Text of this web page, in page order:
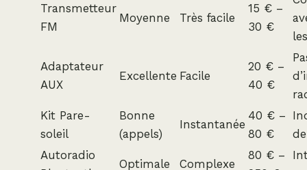
Transmetteur
FM
Moyenne Très facile
15 € –
30 €
Adaptateur
AUX
Excellente Facile
20 € –
40 €
Kit Pare-
soleil
Bonne
(appels)
Instantanée
40 € –
80 €
Autoradio
Optimale Complexe
80 € –